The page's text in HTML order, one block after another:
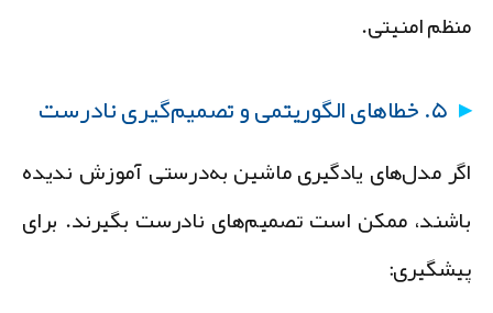
امنیتی.
۵. خطاهای الگوریتمی و تصمیم‌گیری نادرست
مدل‌های یادگیری ماشین به‌درستی آموزش ندیده
ممکن است تصمیم‌های نادرست بگیرند. برای